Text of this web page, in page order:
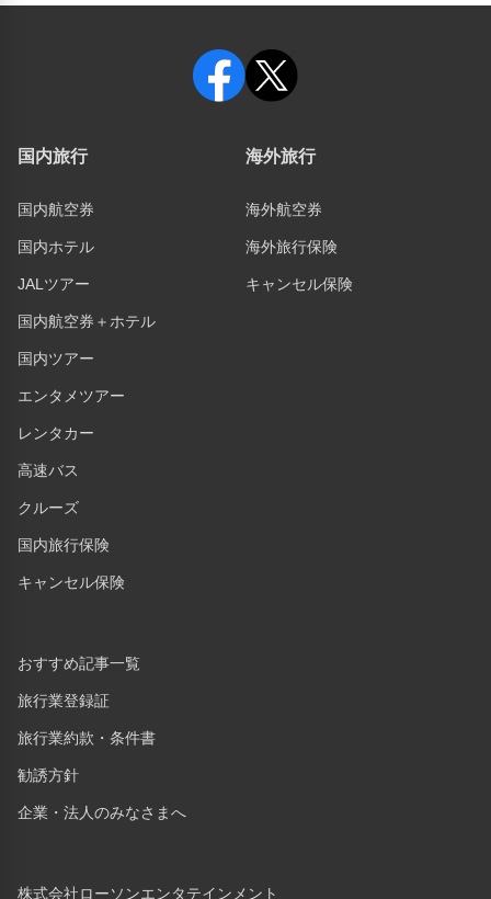
国内旅行
国内航空券
国内ホテル
JALツアー
国内航空券＋ホテル
国内ツアー
エンタメツアー
レンタカー
高速バス
クルーズ
国内旅行保険
キャンセル保険
海外旅行
海外航空券
海外旅行保険
キャンセル保険
おすすめ記事一覧
旅行業登録証
旅行業約款・条件書
勧誘方針
企業・法人のみなさまへ
株式会社ローソンエンタテインメント